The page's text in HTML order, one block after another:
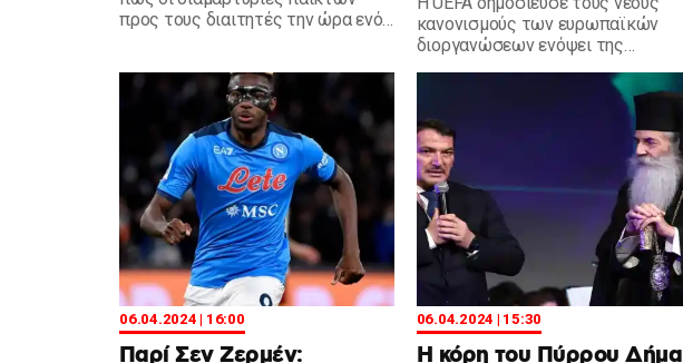
προς τους διαιτητές την ώρα ενός
κανονισμούς των ευρωπαϊκών
διοργανώσεων ενόψει της
06.04.2024 | 16:00
Παρί Σεν Ζερμέν:
06.04.2024 | 15:30
H κόρη του Πύρρου Δήμα